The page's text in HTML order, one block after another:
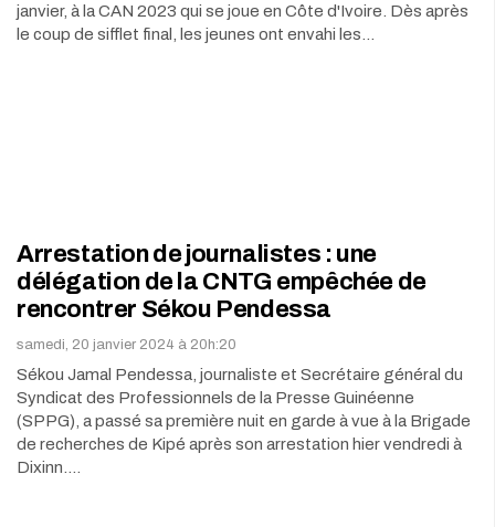
janvier, à la CAN 2023 qui se joue en Côte d'Ivoire. Dès après
le coup de sifflet final, les jeunes ont envahi les…
Arrestation de journalistes : une
délégation de la CNTG empêchée de
rencontrer Sékou Pendessa
samedi, 20 janvier 2024 à 20h:20
Sékou Jamal Pendessa, journaliste et Secrétaire général du
Syndicat des Professionnels de la Presse Guinéenne
(SPPG), a passé sa première nuit en garde à vue à la Brigade
de recherches de Kipé après son arrestation hier vendredi à
Dixinn.…